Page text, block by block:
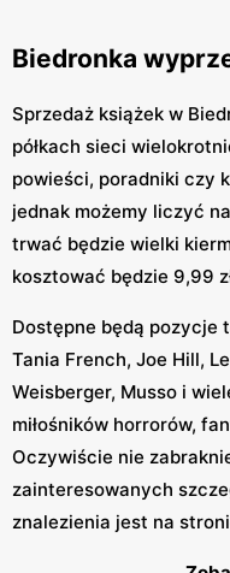
Biedronka
Sprzedaż książek w
półkach sieci
powieści, poradniki czy
jednak możemy liczyć
trwać będzie wielki
kosztować będzie 9,99
Dostępne będą pozycje
Tania French, Joe Hill,
Weisberger, Musso i
miłośników horrorów,
Oczywiście nie
zainteresowanych
znalezienia jest na